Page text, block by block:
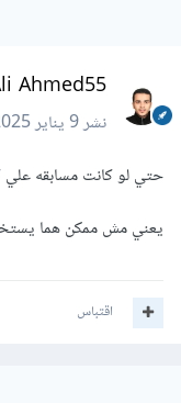
Ahmed55
نشر9 يناير 2025
حتي لو كانت مسابقه علي
يعني مش ممكن هما يستخدمو
اقتباس